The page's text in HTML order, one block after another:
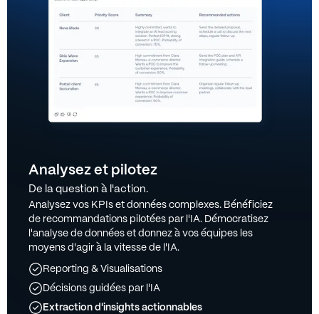
Analysez et pilotez
De la question à l'action.
Analysez vos KPIs et données complexes. Bénéficiez
de recommandations pilotées par l'IA. Démocratisez
l'analyse de données et donnez à vos équipes les
moyens d'agir à la vitesse de l'IA.
Reporting & Visualisations
Décisions guidées par l'IA
Extraction d'insights actionnables